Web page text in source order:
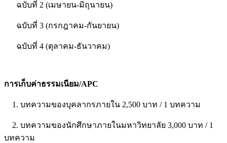
ฉบับที่ 2 (เมษายน-มิถุนายน)
ฉบับที่ 3 (กรกฎาคม-กันยายน)
ฉบับที่ 4 (ตุลาคม-ธันวาคม)
การเก็บค่าธรรมเนียม/APC
1. บทความของบุคลากรภายใน 2,500 บาท / 1 บทความ
2. บทความของนักศึกษาภายในมหาวิทยาลัย 3,000 บาท / 1
บทความ